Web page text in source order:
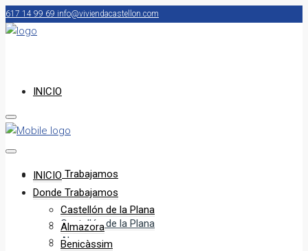
617 14 99 69 info@viviendacastellon.com
INICIO
Donde Trabajamos
Castellón de la Plana
Almazora
INICIO
Donde Trabajamos
Castellón de la Plana
Almazora
Benicàssim